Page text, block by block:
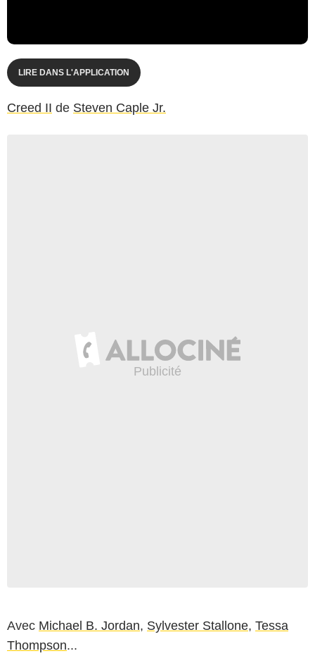
LIRE DANS L'APPLICATION
Creed II de Steven Caple Jr.
Avec Michael B. Jordan, Sylvester Stallone, Tessa
Thompson...